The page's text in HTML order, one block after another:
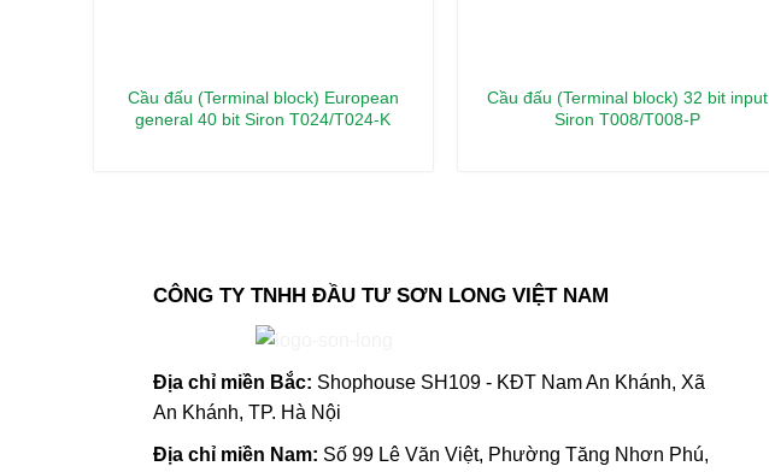
Cầu đấu (Terminal block) European
general 40 bit Siron T024/T024-K
Cầu đấu (Terminal block) 32 bit input
Siron T008/T008-P
CÔNG TY TNHH ĐẦU TƯ SƠN LONG VIỆT NAM
Địa chỉ miền Bắc: Shophouse SH109 - KĐT Nam An Khánh, Xã
An Khánh, TP. Hà Nội
Địa chỉ miền Nam: Số 99 Lê Văn Việt, Phường Tăng Nhơn Phú,